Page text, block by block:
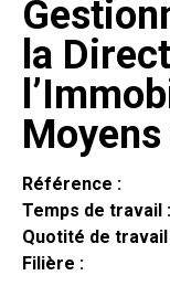
la
Référence :
Temps de travail :
Quotité de travail
Filière :